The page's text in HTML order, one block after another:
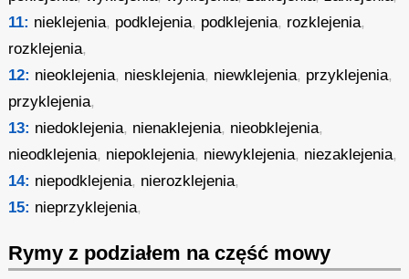
11: nieklejenia, podklejenia, podklejenia, rozklejenia,
rozklejenia,
12: nieoklejenia, niesklejenia, niewklejenia, przyklejenia,
przyklejenia,
13: niedoklejenia, nienaklejenia, nieobklejenia,
nieodklejenia, niepoklejenia, niewyklejenia, niezaklejenia,
14: niepodklejenia, nierozklejenia,
15: nieprzyklejenia,
Rymy z podziałem na część mowy